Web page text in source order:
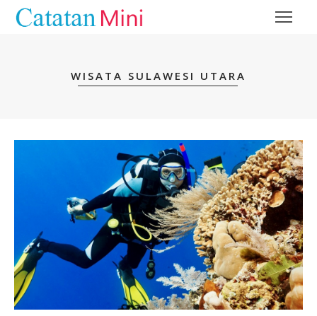
WISATA SULAWESI UTARA